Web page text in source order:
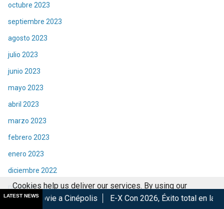
octubre 2023
septiembre 2023
agosto 2023
julio 2023
junio 2023
mayo 2023
abril 2023
marzo 2023
febrero 2023
enero 2023
diciembre 2022
noviembre 2022
octubre 2022
LATEST NEWS E-X Con 2026, Éxito total en la convención. Los
Cookies help us deliver our services. By using our
services, you agree to our use of cookies.
Got it